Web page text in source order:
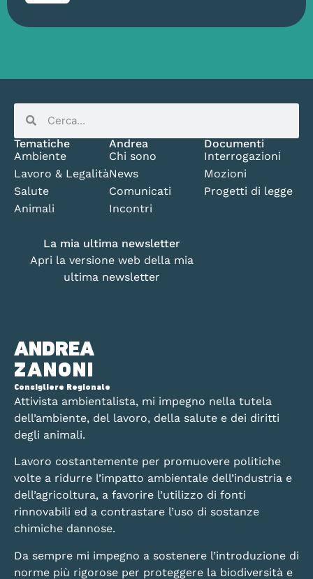
ANDREA
ZANONI
Consigliere Regionale
Attivista ambientalista, mi impegno nella tutela
dell’ambiente, del lavoro, della salute e dei diritti
degli animali.
Lavoro costantemente per promuovere politiche
volte a ridurre l’impatto ambientale dell’industria e
dell’agricoltura, a favorire l’utilizzo di fonti
rinnovabili ed a contrastare l’uso di sostanze
chimiche dannose.
Da sempre mi impegno a sostenere l’introduzione di
norme più rigorose per proteggere la biodiversità e
Tematiche
Ambiente
Lavoro & Legalità
Salute
Animali
Andrea
Chi sono
News
Comunicati
Incontri
Documenti
Interrogazioni
Mozioni
Progetti di legge
La mia ultima newsletter
Apri la versione web della mia
ultima newsletter